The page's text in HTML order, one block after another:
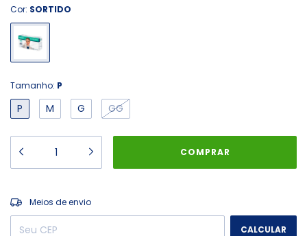
Cor: SORTIDO
Tamanho: P
P M G GG
Entregas para o CEP:
Meios de envio
CALCULAR